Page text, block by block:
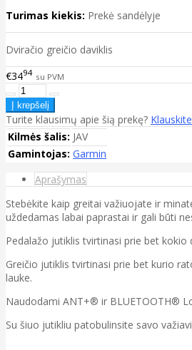
Turimas kiekis: Prekė sandėlyje
Dviračio greičio daviklis
€3494 su PVM
Turite klausimų apie šią prekę? Klauskite
Kilmės šalis: JAV
Gamintojas: Garmin
Aprašymas
Stebėkite kaip greitai važiuojate ir
uždedamas labai paprastai ir gali būti
Pedalažo jutiklis tvirtinasi prie bet
Greičio jutiklis tvirtinasi prie bet kurio
lauke.
Naudodami ANT+® ir BLUETOOTH®
Su šiuo jutikliu patobulinsite savo